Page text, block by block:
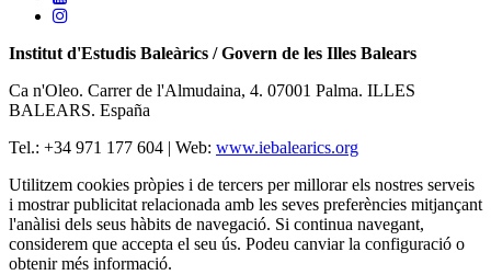
Institut d'Estudis Baleàrics / Govern de les Illes Balears
Ca n'Oleo. Carrer de l'Almudaina, 4. 07001 Palma. ILLES
BALEARS. España
Tel.: +34 971 177 604 | Web: www.iebalearics.org
Utilitzem cookies pròpies i de tercers per millorar els nostres serveis
i mostrar publicitat relacionada amb les seves preferències mitjançant
l'anàlisi dels seus hàbits de navegació. Si continua navegant,
considerem que accepta el seu ús. Podeu canviar la configuració o
obtenir més informació.